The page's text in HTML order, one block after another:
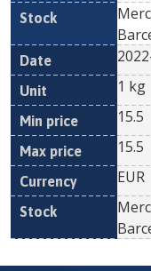
1 kg
15.5
15.5
EUR